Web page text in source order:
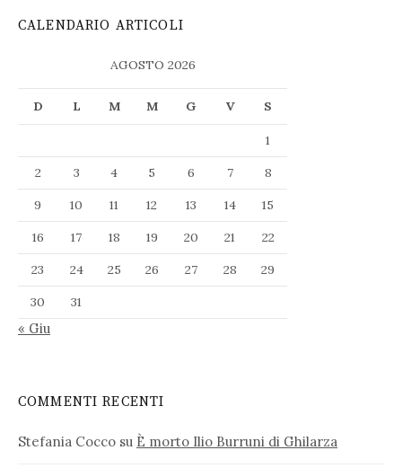
CALENDARIO ARTICOLI
AGOSTO 2026
D L M M G V S
1
2
3 4 5 6 7
8
9
10 11 12 13 14
15
16
17 18 19 20 21
22
23
24 25 26 27 28
29
30
31
« Giu
COMMENTI RECENTI
Stefania Cocco su È morto Ilio Burruni di Ghilarza